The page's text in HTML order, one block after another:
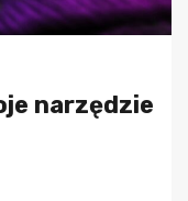
narzędzie